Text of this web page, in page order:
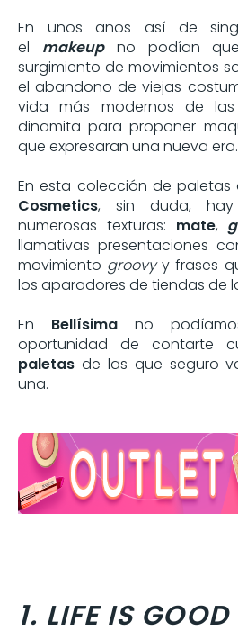
En unos años así de
el
makeup
no podían
surgimiento de movimientos
el abandono de viejas
vida más modernos de
dinamita para proponer
que expresaran una nueva era.
En esta colección de paletas
Cosmetics, sin duda, hay
numerosas texturas: mate,
llamativas presentaciones
movimiento groovy y frases
los aparadores de tiendas de
En
Bellísima
no
oportunidad de contarte
paletas de las que seguro
una.
1. LIFE IS GOOD